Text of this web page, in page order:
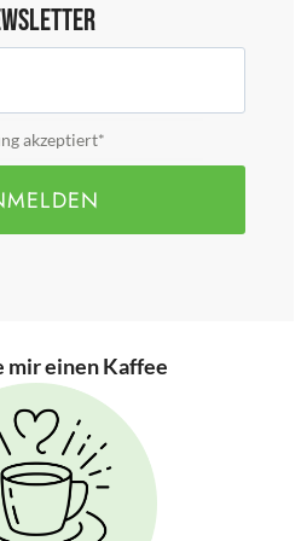
akzeptiert*
mir einen Kaffee